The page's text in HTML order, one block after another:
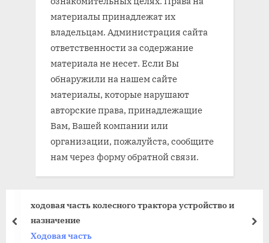
материалы принадлежат их
владельцам. Администрация сайта
ответственности за содержание
материала не несет. Если Вы
обнаружили на нашем сайте
материалы, которые нарушают
авторские права, принадлежащие
Вам, Вашей компании или
организации, пожалуйста, сообщите
нам через форму обратной связи.
ходовая часть колесного трактора устройство и
назначение
Ходовая часть
prev